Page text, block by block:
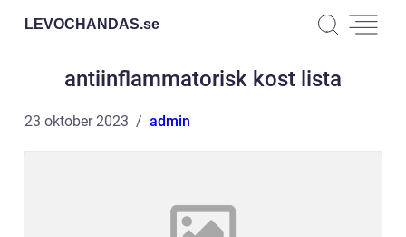
LEVOCHANDAS.se
antiinflammatorisk kost lista
23 oktober 2023 admin